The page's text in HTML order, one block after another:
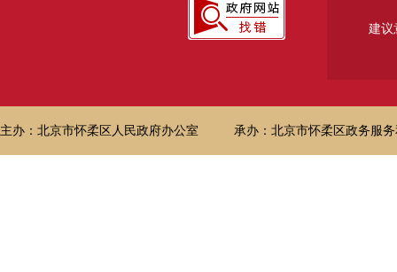
建议
主办：北京市怀柔区人民政府办公室 承办：北京市怀柔区政务服